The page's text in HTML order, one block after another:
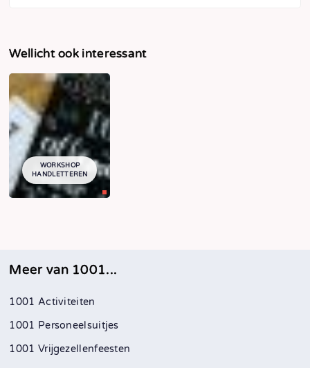
Wellicht ook interessant
WORKSHOP
HANDLETTEREN
Meer van 1001...
1001 Activiteiten
1001 Personeelsuitjes
1001 Vrijgezellenfeesten